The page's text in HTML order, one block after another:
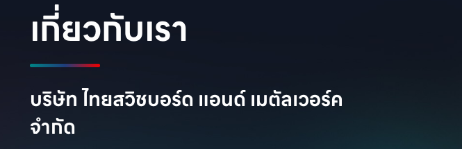
เกี่ยวกับเรา
บริษัท ไทยสวิชบอร์ด แอนด์ เมตัลเวอร์ค
จำกัด